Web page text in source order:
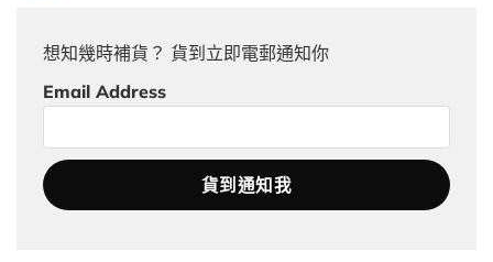
想知幾時補貨？ 貨到立即電郵通知你
Email Address